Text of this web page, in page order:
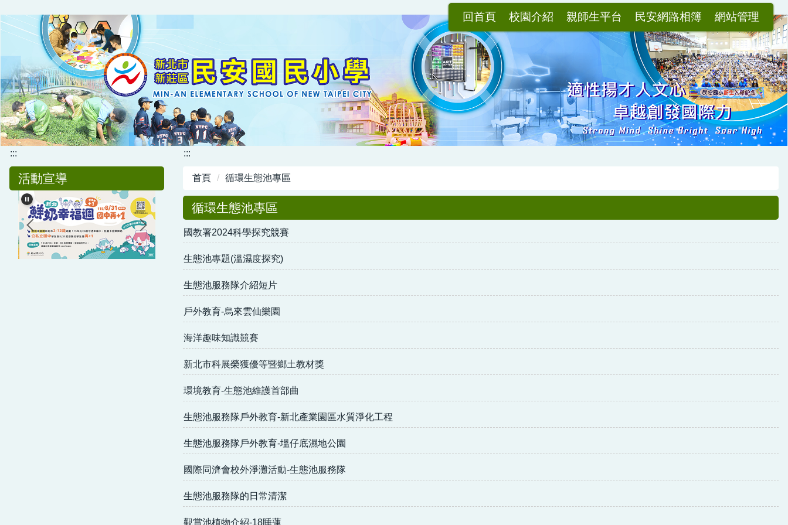
到
主
容
區
回首頁 校園介紹 親師生平台 民安網路相簿 網站管理
:::
活動宣導
:::
首頁 循環生態池專區
循環生態池專區
國教署2024科學探究競賽
生態池專題(溫濕度探究)
生態池服務隊介紹短片
戶外教育-烏來雲仙樂園
海洋趣味知識競賽
新北市科展榮獲優等暨鄉土教材獎
環境教育-生態池維護首部曲
生態池服務隊戶外教育-新北產業園區水質淨化工程
生態池服務隊戶外教育-塭仔底濕地公園
國際同濟會校外淨灘活動-生態池服務隊
生態池服務隊的日常清潔
觀賞池植物介紹-18睡蓮